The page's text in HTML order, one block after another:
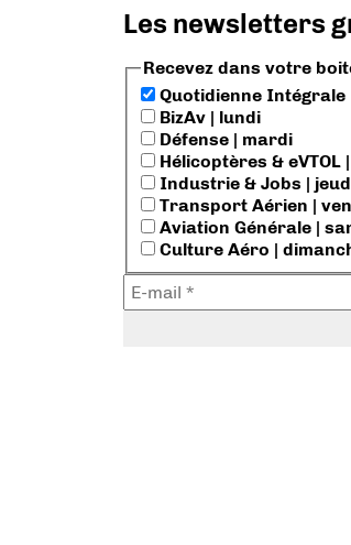
Les newsletters
Recevez dans votre
Quotidienne Intégrale
BizAv | lundi
Défense | mardi
Hélicoptères & eVTOL
Industrie & Jobs |
Transport Aérien |
Aviation Générale |
Culture Aéro |